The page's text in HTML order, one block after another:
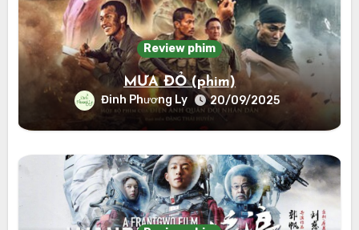
Review phim
MƯA ĐỎ (phim)
Đinh Phương Ly 20/09/2025